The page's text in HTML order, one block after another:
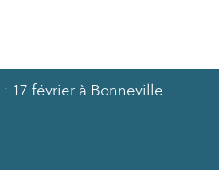
17 février à Bonneville